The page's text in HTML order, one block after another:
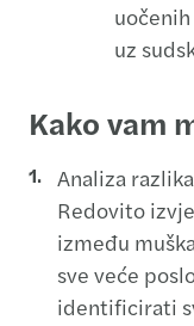
uz
Kako vam
Analiza
Redovito
između
sve veće
identificirati